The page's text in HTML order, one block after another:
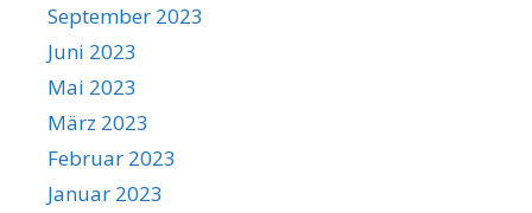
September 2023
Juni 2023
Mai 2023
März 2023
Februar 2023
Januar 2023